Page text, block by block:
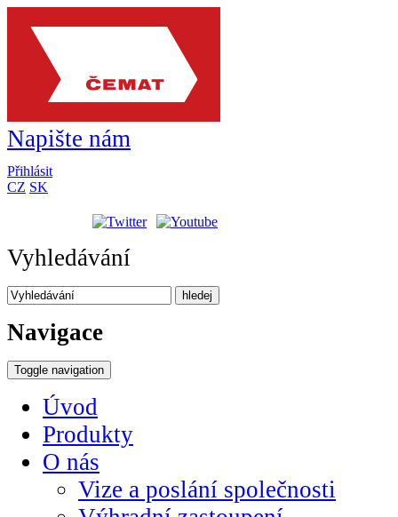
Napište nám
Přihlásit
CZ SK
Vyhledávání
hledej
Navigace
Toggle navigation
Úvod
Produkty
O nás
Vize a poslání společnosti